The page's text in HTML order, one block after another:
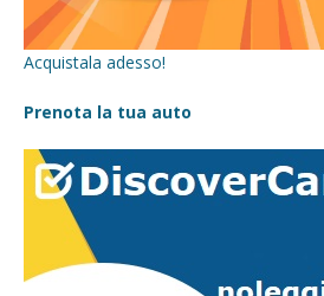
Acquistala adesso!
Prenota la tua auto